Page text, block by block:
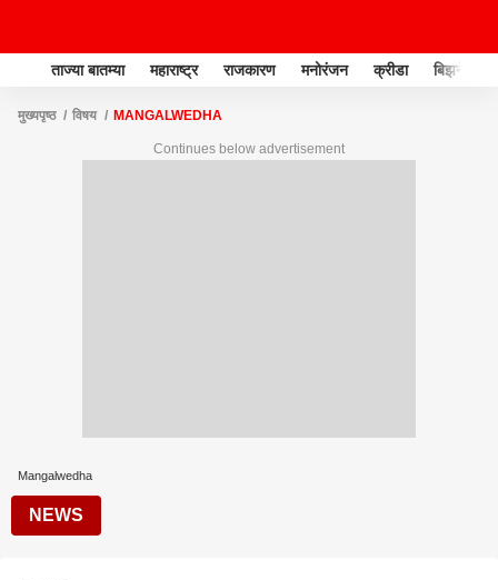
ताज्या बातम्या महाराष्ट्र राजकारण मनोरंजन क्रीडा बिझनेस
मुख्यपृष्ठ विषय MANGALWEDHA
Continues below advertisement
Mangalwedha
NEWS